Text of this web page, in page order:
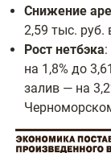
Снижение
2,59 тыс. руб.
Рост нетбэка
на 1,8% до
залив — на